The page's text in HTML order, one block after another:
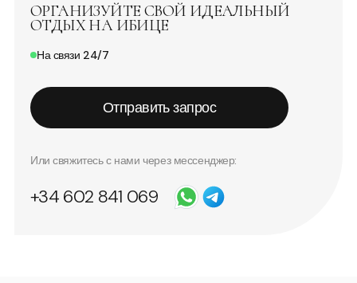
ОРГАНИЗУЙТЕ СВОЙ ИДЕАЛЬНЫЙ
ОТДЫХ НА ИБИЦЕ
На связи 24/7
Отправить запрос
Или свяжитесь с нами через мессенджер:
+34 602 841 069